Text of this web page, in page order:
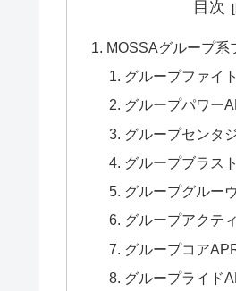
目次
MOSSAグループ系
グループファイ
グループパワー
グループセンタ
グループブラス
グループグルー
グループアクテ
グループコア
グループライド